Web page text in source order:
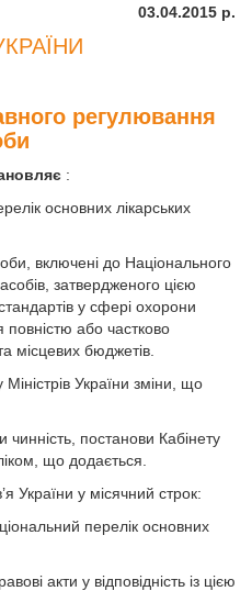
03.04.2015 р.
регулювання
:
основних лікарських
включені до Національного
затвердженого цією
у сфері охорони
або частково
місцевих бюджетів.
України зміни, що
постанови Кабінету
що додається.
України у місячний строк:
перелік основних
акти у відповідність із цією